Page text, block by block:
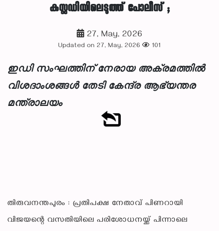
കസ്റ്റഡിയിലെടുത്ത് പോലീസ് ;
27, May, 2026
Updated on 27, May, 2026 101
ഇഡി സംഘത്തിന് നേരായ അക്രമത്തിൽ
വിശദാംശങ്ങൾ തേടി കേന്ദ്ര ആഭ്യന്തര
മന്ത്രാലയം
തിരുവനന്തപുരം : പ്രതിപക്ഷ നേതാവ് പിണറായി
വിജയന്റെ വസതിയിലെ പരിശോധനയ്ക്ക് പിന്നാലെ